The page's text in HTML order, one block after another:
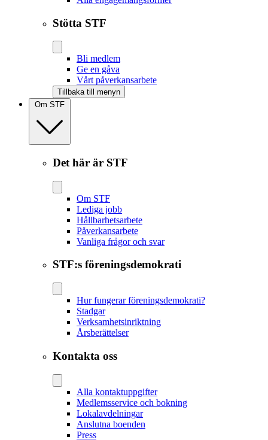
Stötta STF
Bli medlem
Ge en gåva
Vårt påverkansarbete
Tillbaka till menyn
Om STF
Det här är STF
Om STF
Lediga jobb
Hållbarhetsarbete
Påverkansarbete
Vanliga frågor och svar
STF:s föreningsdemokrati
Hur fungerar föreningsdemokrati?
Stadgar
Verksamhetsinriktning
Årsberättelser
Kontakta oss
Alla kontaktuppgifter
Medlemsservice och bokning
Lokalavdelningar
Anslutna boenden
Press